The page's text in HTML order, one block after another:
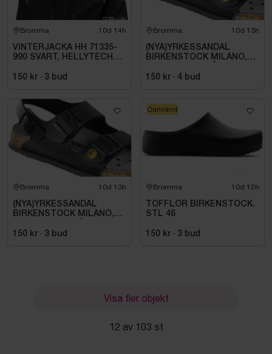
Bromma 10d 14h
VINTERJACKA HH 71335-
990 SVART, HELLYTECH
150 kr · 3 bud
Bromma 10d 13h
(NYA)YRKESSANDAL
BIRKENSTOCK MILANO,
SVART. STL 42
150 kr · 4 bud
Bromma 10d 13h
(NYA)YRKESSANDAL
BIRKENSTOCK MILANO,
SVART. STL 42
150 kr · 3 bud
Bromma 10d 12h
TOFFLOR BIRKENSTOCK.
STL 46
150 kr · 3 bud
Oanvänd
Visa fler objekt
12 av 103 st